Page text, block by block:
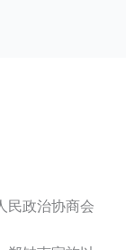
民政治协商会